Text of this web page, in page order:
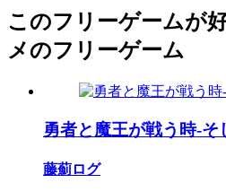
このフリーゲームが
メのフリーゲーム
勇者と魔王が戦う時-そ
藤薊ログ